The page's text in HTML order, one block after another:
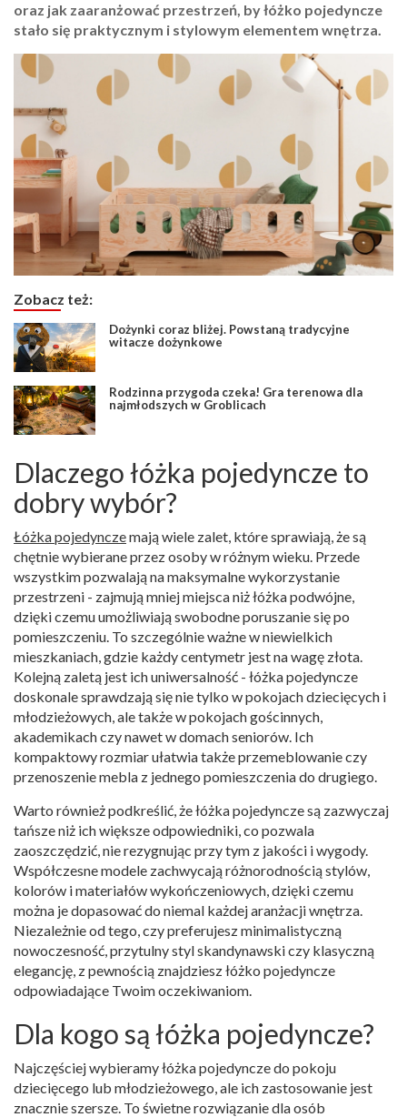
oraz jak zaaranżować przestrzeń, by łóżko pojedyncze
stało się praktycznym i stylowym elementem wnętrza.
Zobacz też:
Dożynki coraz bliżej. Powstaną tradycyjne
witacze dożynkowe
Rodzinna przygoda czeka! Gra terenowa dla
najmłodszych w Groblicach
Dlaczego łóżka pojedyncze to
dobry wybór?
Łóżka pojedynczemają wiele zalet, które sprawiają, że są
chętnie wybierane przez osoby w różnym wieku. Przede
wszystkim pozwalają na maksymalne wykorzystanie
przestrzeni - zajmują mniej miejsca niż łóżka podwójne,
dzięki czemu umożliwiają swobodne poruszanie się po
pomieszczeniu. To szczególnie ważne w niewielkich
mieszkaniach, gdzie każdy centymetr jest na wagę złota.
Kolejną zaletą jest ich uniwersalność - łóżka pojedyncze
doskonale sprawdzają się nie tylko w pokojach dziecięcych i
młodzieżowych, ale także w pokojach gościnnych,
akademikach czy nawet w domach seniorów. Ich
kompaktowy rozmiar ułatwia także przemeblowanie czy
przenoszenie mebla z jednego pomieszczenia do drugiego.
Warto również podkreślić, że łóżka pojedyncze są zazwyczaj
tańsze niż ich większe odpowiedniki, co pozwala
zaoszczędzić, nie rezygnując przy tym z jakości i wygody.
Współczesne modele zachwycają różnorodnością stylów,
kolorów i materiałów wykończeniowych, dzięki czemu
można je dopasować do niemal każdej aranżacji wnętrza.
Niezależnie od tego, czy preferujesz minimalistyczną
nowoczesność, przytulny styl skandynawski czy klasyczną
elegancję, z pewnością znajdziesz łóżko pojedyncze
odpowiadające Twoim oczekiwaniom.
Dla kogo są łóżka pojedyncze?
Najczęściej wybieramy łóżka pojedyncze do pokoju
dziecięcego lub młodzieżowego, ale ich zastosowanie jest
znacznie szersze. To świetne rozwiązanie dla osób